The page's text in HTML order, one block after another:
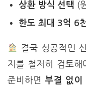
상환 방식 선택 (
한도 최대 3억 6
결국 성공적인
지를 철저히 검토
준비하면 부결 없이